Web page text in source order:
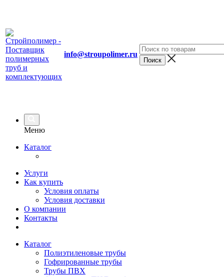
info@stroupolimer.ru
Меню
Каталог
Услуги
Как купить
Условия оплаты
Условия доставки
О компании
Контакты
Каталог
Полиэтиленовые трубы
Гофрированные трубы
Трубы ПВХ